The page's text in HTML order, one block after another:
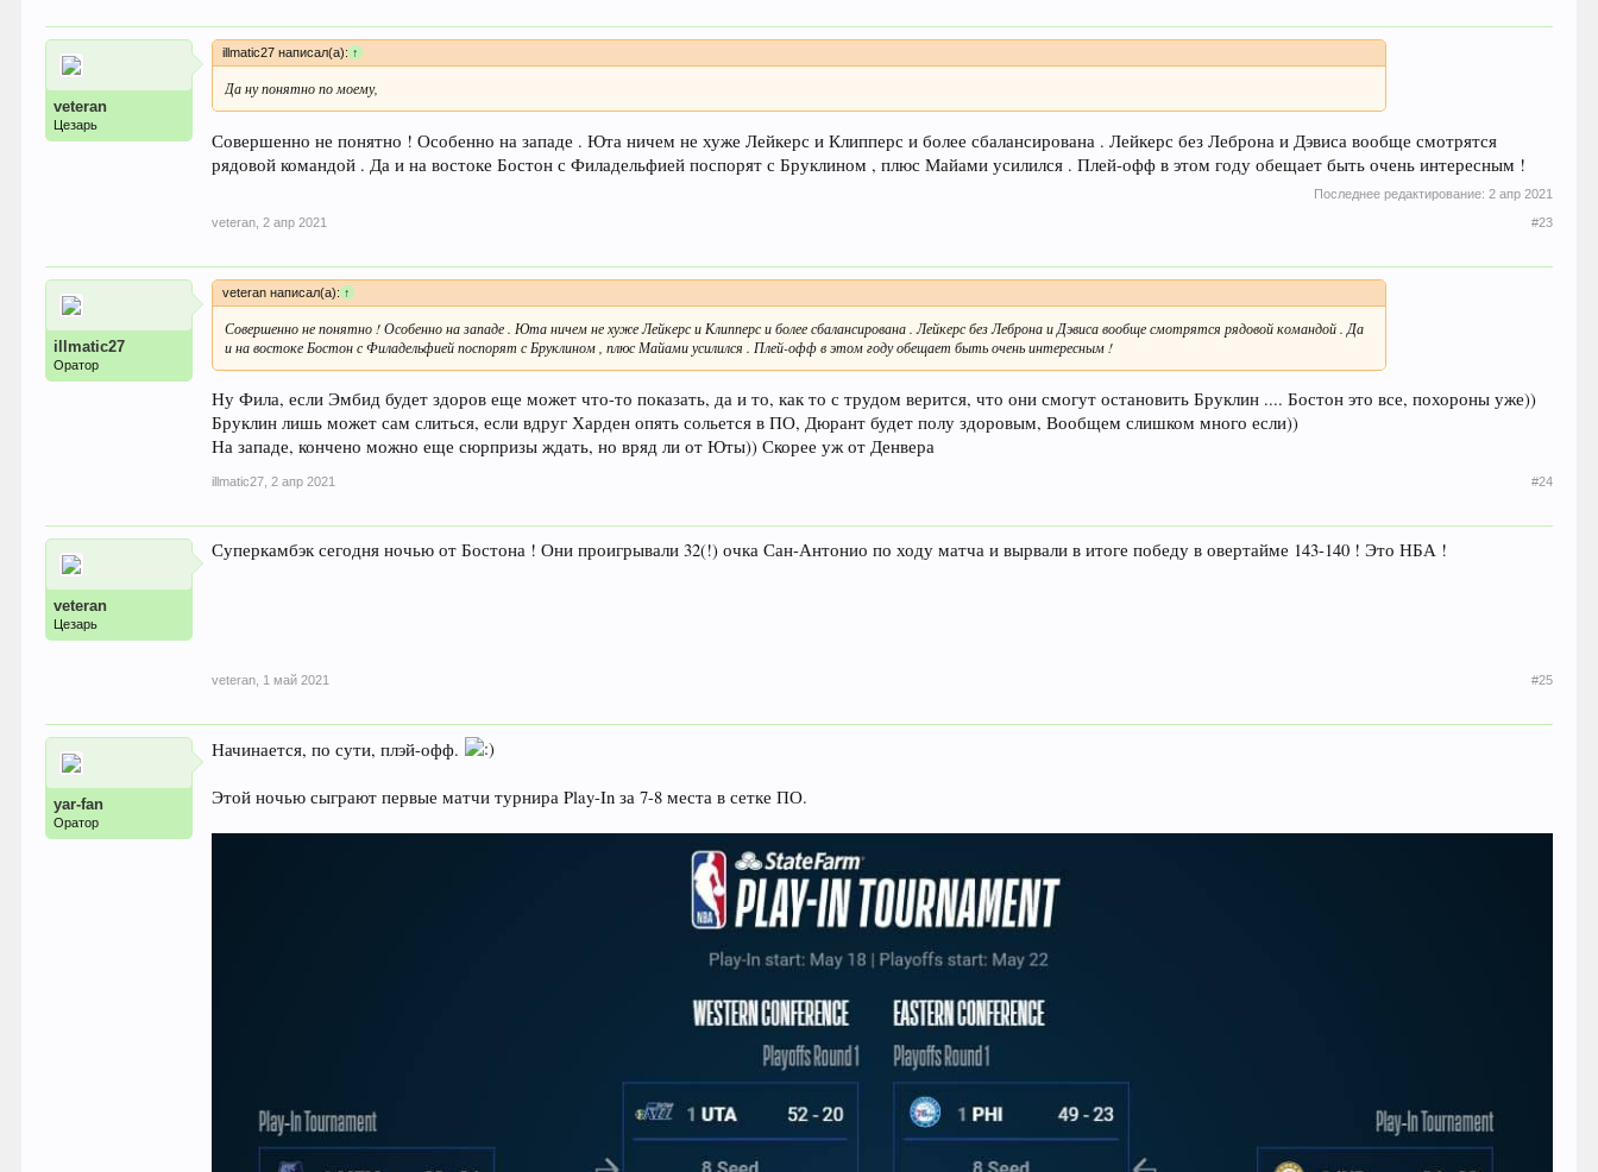
veteran
Цезарь
illmatic27 написал(а):↑
Да ну понятно по моему,
Совершенно не понятно ! Особенно на западе . Юта ничем не хуже Лейкерс и Клипперс и более сбалансирована . Лейкерс без Леброна и Дэвиса вообще смотрятся
рядовой командой . Да и на востоке Бостон с Филадельфией поспорят с Бруклином , плюс Майами усилился . Плей-офф в этом году обещает быть очень интересным !
Последнее редактирование: 2 апр 2021
veteran 2 апр 2021 #23
illmatic27
Оратор
veteran написал(а):↑
Совершенно не понятно ! Особенно на западе . Юта ничем не хуже Лейкерс и Клипперс и более сбалансирована . Лейкерс без Леброна и Дэвиса вообще смотрятся рядовой командой . Да
и на востоке Бостон с Филадельфией поспорят с Бруклином , плюс Майами усилился . Плей-офф в этом году обещает быть очень интересным !
Ну Фила, если Эмбид будет здоров еще может что-то показать, да и то, как то с трудом верится, что они смогут остановить Бруклин .... Бостон это все, похороны уже))
Бруклин лишь может сам слиться, если вдруг Харден опять сольется в ПО, Дюрант будет полу здоровым, Вообщем слишком много если))
На западе, кончено можно еще сюрпризы ждать, но вряд ли от Юты)) Скорее уж от Денвера
illmatic27 2 апр 2021 #24
veteran
Цезарь
Суперкамбэк сегодня ночью от Бостона ! Они проигрывали 32(!) очка Сан-Антонио по ходу матча и вырвали в итоге победу в овертайме 143-140 ! Это НБА !
veteran 1 май 2021 #25
yar-fan
Оратор
Начинается, по сути, плэй-офф.
Этой ночью сыграют первые матчи турнира Play-In за 7-8 места в сетке ПО.